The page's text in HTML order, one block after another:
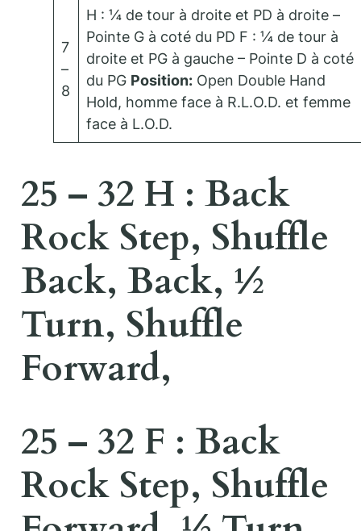
7
–
8
H : ¼ de tour à droite et PD à droite –
Pointe G à coté du PD F : ¼ de tour à
droite et PG à gauche – Pointe D à coté
du PG Position: Open Double Hand
Hold, homme face à R.L.O.D. et femme
face à L.O.D.
25 – 32 H : Back
Rock Step, Shuffle
Back, Back, ½
Turn, Shuffle
Forward,
25 – 32 F : Back
Rock Step, Shuffle